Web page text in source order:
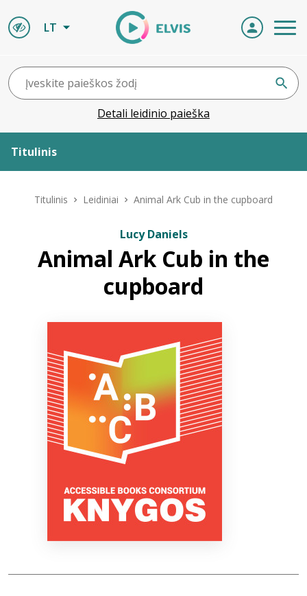
LT
Detali leidinio paieška
Titulinis
ELVIS atvyksta
+370 667 80 541
Titulinis Leidiniai Animal Ark Cub in the cupboard
Lucy Daniels
Animal Ark Cub in the
cupboard